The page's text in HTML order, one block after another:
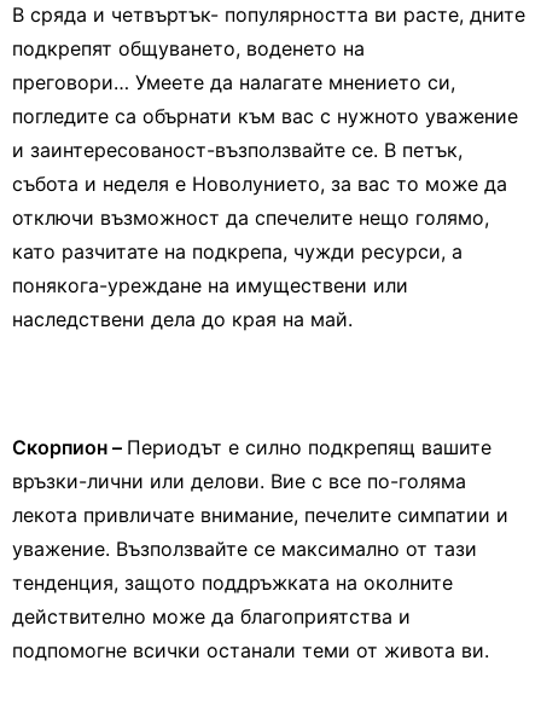
В сряда и четвъртък- популярността ви расте, дните
подкрепят общуването, воденето на
преговори… Умеете да налагате мнението си,
погледите са обърнати към вас с нужното уважение
и заинтересованост-възползвайте се. В петък,
събота и неделя е Новолунието, за вас то може да
отключи възможност да спечелите нещо голямо,
като разчитате на подкрепа, чужди ресурси, а
понякога-уреждане на имуществени или
наследствени дела до края на май.
Скорпион – Периодът е силно подкрепящ вашите
връзки-лични или делови. Вие с все по-голяма
лекота привличате внимание, печелите симпатии и
уважение. Възползвайте се максимално от тази
тенденция, защото поддръжката на околните
действително може да благоприятства и
подпомогне всички останали теми от живота ви.